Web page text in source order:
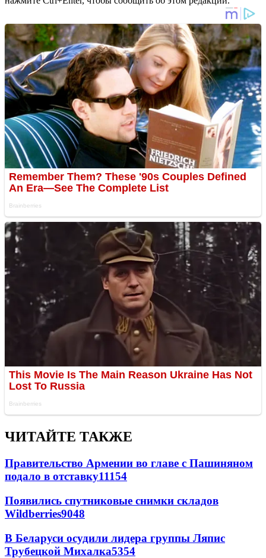
ЧИТАЙТЕ ТАКЖЕ
Правительство Армении во главе с Пашиняном
подало в отставку11154
Появились спутниковые снимки складов
Wildberries9048
В Беларуси осудили лидера группы Ляпис
Трубецкой Михалка5354